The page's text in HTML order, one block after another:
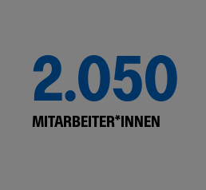
2.050
MITARBEITER*INNEN